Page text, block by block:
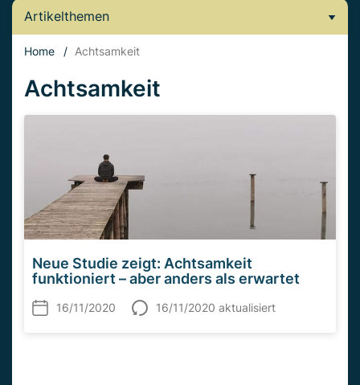
Artikelthemen
Home / Achtsamkeit
Achtsamkeit
Neue Studie zeigt: Achtsamkeit
funktioniert – aber anders als erwartet
16/11/2020 16/11/2020 aktualisiert